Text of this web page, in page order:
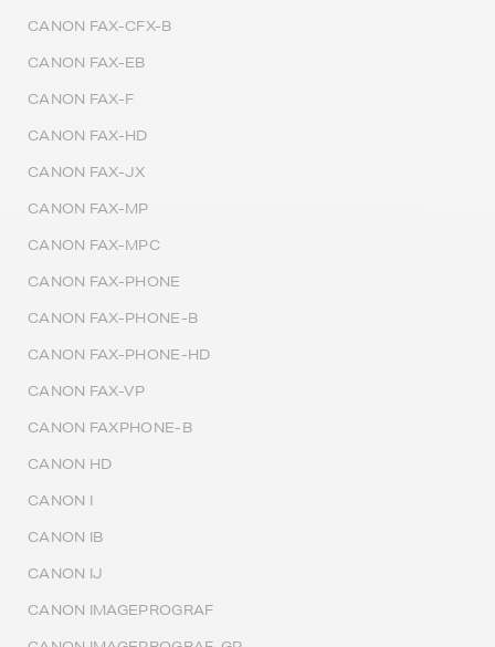
CANON FAX-CFX-B
CANON FAX-EB
CANON FAX-F
CANON FAX-HD
CANON FAX-JX
CANON FAX-MP
CANON FAX-MPC
CANON FAX-PHONE
CANON FAX-PHONE-B
CANON FAX-PHONE-HD
CANON FAX-VP
CANON FAXPHONE-B
CANON HD
CANON I
CANON IB
CANON IJ
CANON IMAGEPROGRAF